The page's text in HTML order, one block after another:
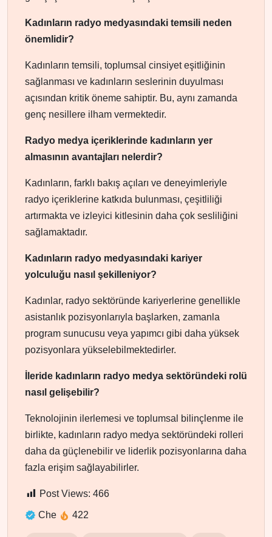
Kadınların radyo medyasındaki temsili neden
önemlidir?
Kadınların temsili, toplumsal cinsiyet eşitliğinin
sağlanması ve kadınların seslerinin duyulması
açısından kritik öneme sahiptir. Bu, aynı zamanda
genç nesillere ilham vermektedir.
Radyo medya içeriklerinde kadınların yer
almasının avantajları nelerdir?
Kadınların, farklı bakış açıları ve deneyimleriyle
radyo içeriklerine katkıda bulunması, çeşitliliği
artırmakta ve izleyici kitlesinin daha çok sesliliğini
sağlamaktadır.
Kadınların radyo medyasındaki kariyer
yolculuğu nasıl şekilleniyor?
Kadınlar, radyo sektöründe kariyerlerine genellikle
asistanlık pozisyonlarıyla başlarken, zamanla
program sunucusu veya yapımcı gibi daha yüksek
pozisyonlara yükselebilmektedirler.
İleride kadınların radyo medya sektöründeki rolü
nasıl gelişebilir?
Teknolojinin ilerlemesi ve toplumsal bilinçlenme ile
birlikte, kadınların radyo medya sektöründeki rolleri
daha da güçlenebilir ve liderlik pozisyonlarına daha
fazla erişim sağlayabilirler.
Post Views: 466
Che 422